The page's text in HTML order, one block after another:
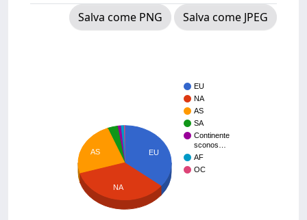
Salva come PNG
Salva come JPEG
EU
NA
AS
SA
Continente
sconos…
AF
OC
EU
AS
NA